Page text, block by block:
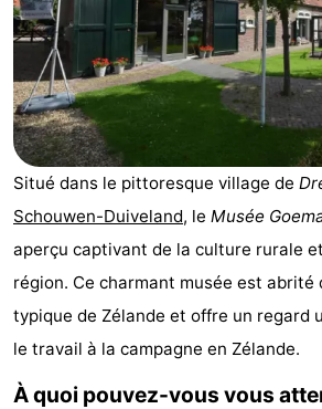
nuit
-
Port
Greve
-
Zeeuwse
Kust
Campings
Chambre
d'hôtes
Chaumières
-
Buitenheem
-
De
-
Situé dans le pittoresque village de
Schouwen-Duiveland, le Musée
aperçu captivant de la culture rurale
région. Ce charmant musée est abrité
typique de Zélande et offre un regard
le travail à la campagne en Zélande.
À quoi pouvez-vous vous